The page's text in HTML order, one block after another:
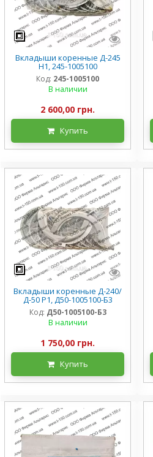
Вкладыши коренные Д-245
Н1, 245-1005100
Код: 245-1005100
В наличии
2 600,00 грн.
Купить
Вкладыши коренные Д-240/
Д-50 Р1, Д50-1005100-Б3
Код: Д50-1005100-Б3
В наличии
1 750,00 грн.
Купить